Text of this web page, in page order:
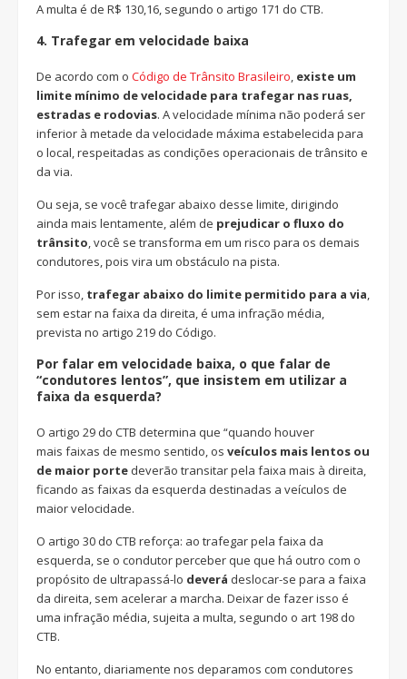
A multa é de R$ 130,16, segundo o artigo 171 do CTB.
4. Trafegar em velocidade baixa
De acordo com o Código de Trânsito Brasileiro, existe um
limite mínimo de velocidade para trafegar nas ruas,
estradas e rodovias. A velocidade mínima não poderá ser
inferior à metade da velocidade máxima estabelecida para
o local, respeitadas as condições operacionais de trânsito e
da via.
Ou seja, se você trafegar abaixo desse limite, dirigindo
ainda mais lentamente, além de prejudicar o fluxo do
trânsito, você se transforma em um risco para os demais
condutores, pois vira um obstáculo na pista.
Por isso, trafegar abaixo do limite permitido para a via,
sem estar na faixa da direita, é uma infração média,
prevista no artigo 219 do Código.
Por falar em velocidade baixa, o que falar de
“condutores lentos”, que insistem em utilizar a
faixa da esquerda?
O artigo 29 do CTB determina que “quando houver
mais faixas de mesmo sentido, os veículos mais lentos ou
de maior porte deverão transitar pela faixa mais à direita,
ficando as faixas da esquerda destinadas a veículos de
maior velocidade.
O artigo 30 do CTB reforça: ao trafegar pela faixa da
esquerda, se o condutor perceber que que há outro com o
propósito de ultrapassá-lo deverá deslocar-se para a faixa
da direita, sem acelerar a marcha. Deixar de fazer isso é
uma infração média, sujeita a multa, segundo o art 198 do
CTB.
No entanto, diariamente nos deparamos com condutores